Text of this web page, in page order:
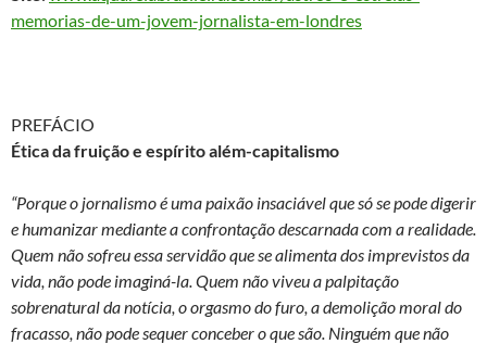
memorias-de-um-jovem-jornalista-em-londres
PREFÁCIO
Ética da fruição e espírito além-capitalismo
“Porque o jornalismo é uma paixão insaciável que só se pode digerir
e humanizar mediante a confrontação descarnada com a realidade.
Quem não sofreu essa servidão que se alimenta dos imprevistos da
vida, não pode imaginá-la. Quem não viveu a palpitação
sobrenatural da notícia, o orgasmo do furo, a demolição moral do
fracasso, não pode sequer conceber o que são. Ninguém que não